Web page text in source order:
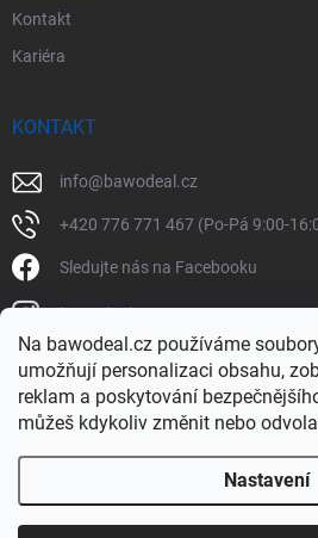
Na bawodeal.cz používáme
umožňují personalizaci obsahu,
reklam a poskytování
můžeš kdykoliv změnit nebo
Nastavení
Kontakt
Kariéra
KONTAKT
info@bawodeal.cz
+420 776 771 467 (Po-Pá 9:00-
Sledujte nás na Facebooku
bawodealcz
@bawodealcz